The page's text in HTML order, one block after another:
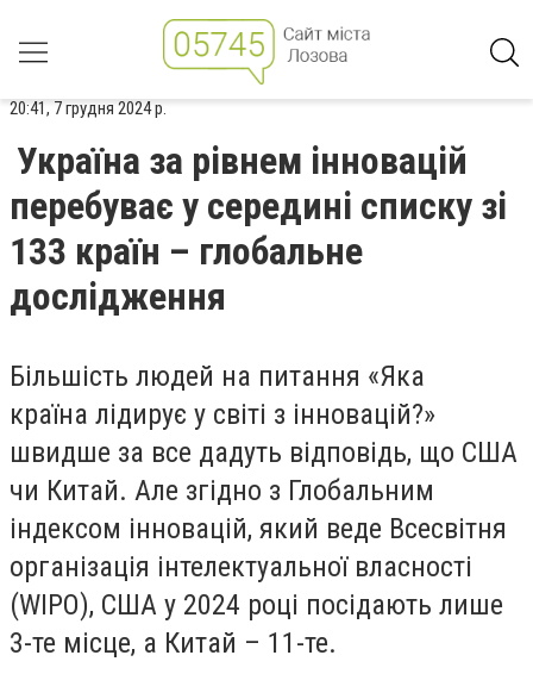
20:41, 7 грудня 2024 р.
Україна за рівнем інновацій
перебуває у середині списку зі
133 країн – глобальне
дослідження
Більшість людей на питання «Яка
країна лідирує у світі з інновацій?»
швидше за все дадуть відповідь, що США
чи Китай. Але згідно з Глобальним
індексом інновацій, який веде Всесвітня
організація інтелектуальної власності
(WIPO), США у 2024 році посідають лише
3-те місце, а Китай – 11-те.